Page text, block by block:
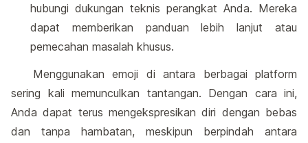
hubungi dukungan teknis perangkat Anda. Mereka
dapat memberikan panduan lebih lanjut atau
pemecahan masalah khusus.
Menggunakan emoji di antara berbagai platform
sering kali memunculkan tantangan. Dengan cara ini,
Anda dapat terus mengekspresikan diri dengan bebas
dan tanpa hambatan, meskipun berpindah antara